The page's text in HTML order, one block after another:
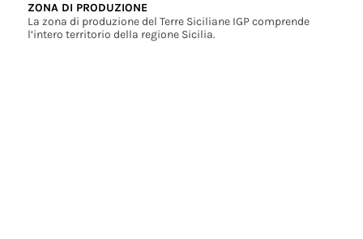
ZONA DI PRODUZIONE
La zona di produzione del Terre Siciliane IGP comprende
l’intero territorio della regione Sicilia.